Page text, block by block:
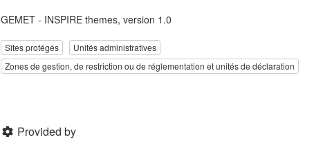
GEMET - INSPIRE themes, version 1.0
Sites protégés
Unités administratives
Zones de gestion, de restriction ou de réglementation et unités de déclaration
Provided by